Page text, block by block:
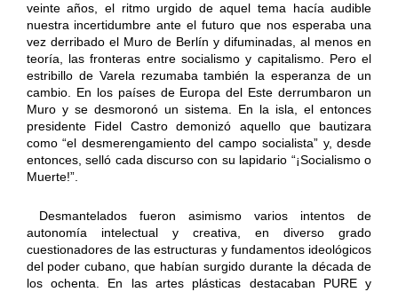
veinte años, el ritmo urgido de aquel tema hacía audible
nuestra incertidumbre ante el futuro que nos esperaba una
vez derribado el Muro de Berlín y difuminadas, al menos en
teoría, las fronteras entre socialismo y capitalismo. Pero el
estribillo de Varela rezumaba también la esperanza de un
cambio. En los países de Europa del Este derrumbaron un
Muro y se desmoronó un sistema. En la isla, el entonces
presidente Fidel Castro demonizó aquello que bautizara
como “el desmerengamiento del campo socialista” y, desde
entonces, selló cada discurso con su lapidario “¡Socialismo o
Muerte!”.
Desmantelados fueron asimismo varios intentos de
autonomía intelectual y creativa, en diverso grado
cuestionadores de las estructuras y fundamentos ideológicos
del poder cubano, que habían surgido durante la década de
los ochenta. En las artes plásticas destacaban PURE y